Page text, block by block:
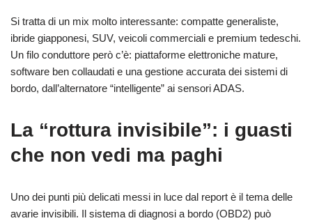
Si tratta di un mix molto interessante: compatte generaliste,
ibride giapponesi, SUV, veicoli commerciali e premium tedeschi.
Un filo conduttore però c’è: piattaforme elettroniche mature,
software ben collaudati e una gestione accurata dei sistemi di
bordo, dall’alternatore “intelligente” ai sensori ADAS.
La “rottura invisibile”: i guasti
che non vedi ma paghi
Uno dei punti più delicati messi in luce dal report è il tema delle
avarie invisibili. Il sistema di diagnosi a bordo (OBD2) può